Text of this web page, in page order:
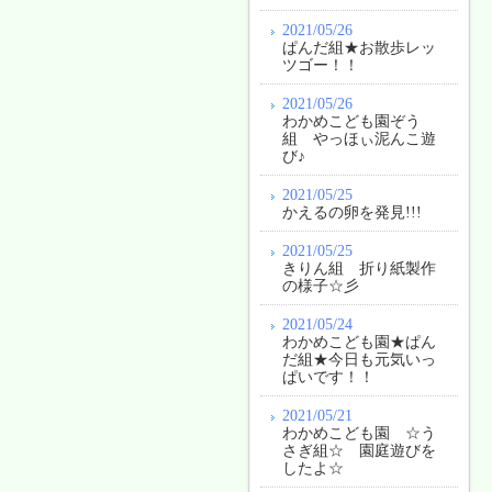
2021/05/26
ぱんだ組★お散歩レッ
ツゴー！！
2021/05/26
わかめこども園ぞう
組 やっほぃ泥んこ遊
び♪
2021/05/25
かえるの卵を発見!!!
2021/05/25
きりん組 折り紙製作
の様子☆彡
2021/05/24
わかめこども園★ぱん
だ組★今日も元気いっ
ぱいです！！
2021/05/21
わかめこども園 ☆う
さぎ組☆ 園庭遊びを
したよ☆